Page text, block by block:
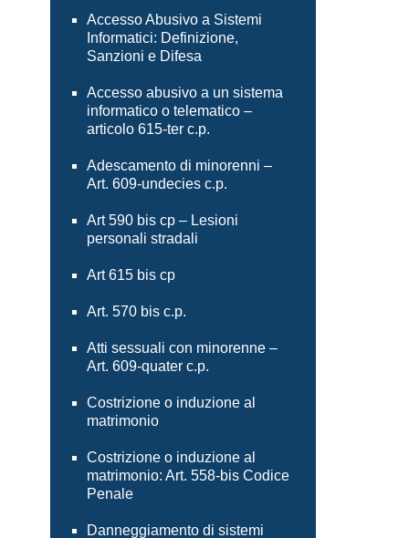
Accesso Abusivo a Sistemi
Informatici: Definizione,
Sanzioni e Difesa
Accesso abusivo a un sistema
informatico o telematico –
articolo 615-ter c.p.
Adescamento di minorenni –
Art. 609-undecies c.p.
Art 590 bis cp – Lesioni
personali stradali
Art 615 bis cp
Art. 570 bis c.p.
Atti sessuali con minorenne –
Art. 609-quater c.p.
Costrizione o induzione al
matrimonio
Costrizione o induzione al
matrimonio: Art. 558-bis Codice
Penale
Danneggiamento di sistemi